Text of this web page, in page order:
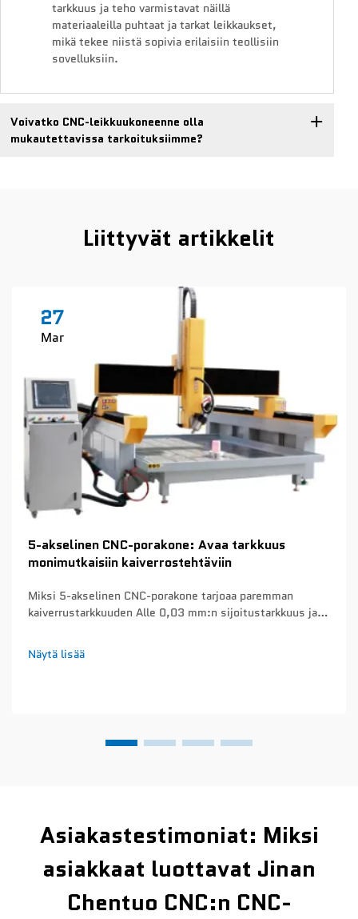
tarkkuus ja teho varmistavat näillä
materiaaleilla puhtaat ja tarkat leikkaukset,
mikä tekee niistä sopivia erilaisiin teollisiin
sovelluksiin.
Voivatko CNC-leikkuukoneenne olla
mukautettavissa tarkoituksiimme?
Liittyvät artikkelit
27
Mar
5-akselinen CNC-porakone: Avaa tarkkuus
monimutkaisiin kaiverrostehtäviin
Miksi 5-akselinen CNC-porakone tarjoaa paremman
kaiverrustarkkuuden Alle 0,03 mm:n sijoitustarkkuus ja
kaiverruksia varten Nykyiset 5-akseliset CNC-porakoneet
saavuttavat sijoitustarkkuuden toistettavuuden alle 0,03
Näytä lisää
Asiakastestimoniat: Miksi
asiakkaat luottavat Jinan
Chentuo CNC:n CNC-